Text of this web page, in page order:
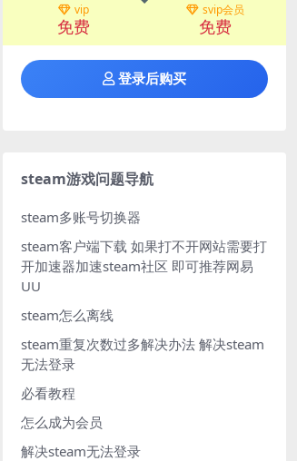
vip
免费
svip会员
免费
登录后购买
steam游戏问题导航
steam多账号切换器
steam客户端下载 如果打不开网站需要打
开加速器加速steam社区 即可推荐网易
UU
steam怎么离线
steam重复次数过多解决办法 解决steam
无法登录
必看教程
怎么成为会员
解决steam无法登录